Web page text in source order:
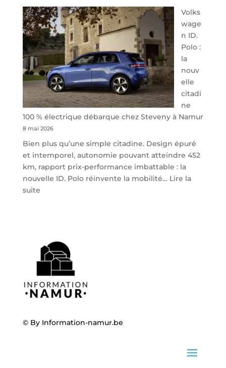
de
Charleroi
Volks
wage
n ID.
Polo :
la
nouv
elle
citadi
ne
100 % électrique débarque chez Steveny à Namur
8 mai 2026
Bien plus qu’une simple citadine. Design épuré
et intemporel, autonomie pouvant atteindre 452
km, rapport prix-performance imbattable : la
nouvelle ID. Polo réinvente la mobilité… Lire la
suite:
la
nouvelle
citadine
100
%
© By Information-namur.be